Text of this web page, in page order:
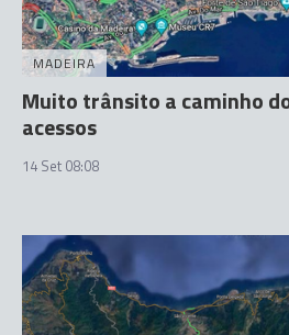
MADEIRA
Muito trânsito a caminho
acessos
14 Set 08:08